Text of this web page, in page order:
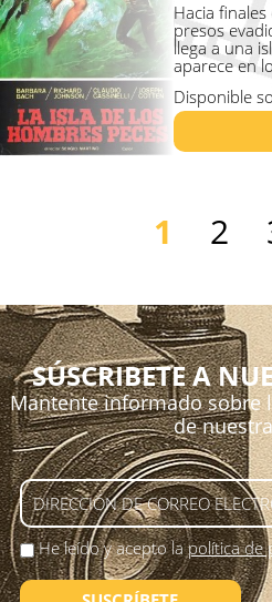
Hacia
presos
llega a una
aparece en
Disponible
1 2
SÚSCRIBETE A
Mantente informado sobre
de
He leído y acepto lapolítica de